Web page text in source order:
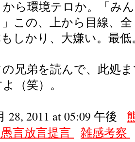
から環境テロか。「み
この、上から目線、
しかり、大嫌い。最低
兄弟を読んで、此処
（笑）。
28, 2011 at 05:09 午後
言放言提言
雑感考察